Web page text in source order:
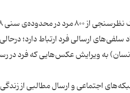
سلفی‌های ارسالی فرد ارتباط دارد؛
به ویرایش عکس‌هایی که فرد در
اجتماعی و ارسال مطالبی از